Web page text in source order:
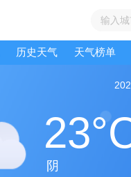
历史天气 天气榜单
阴